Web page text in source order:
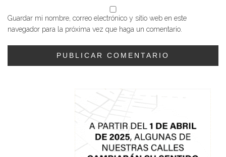
Guardar mi nombre, correo electrónico y sitio web en este
navegador para la próxima vez que haga un comentario.